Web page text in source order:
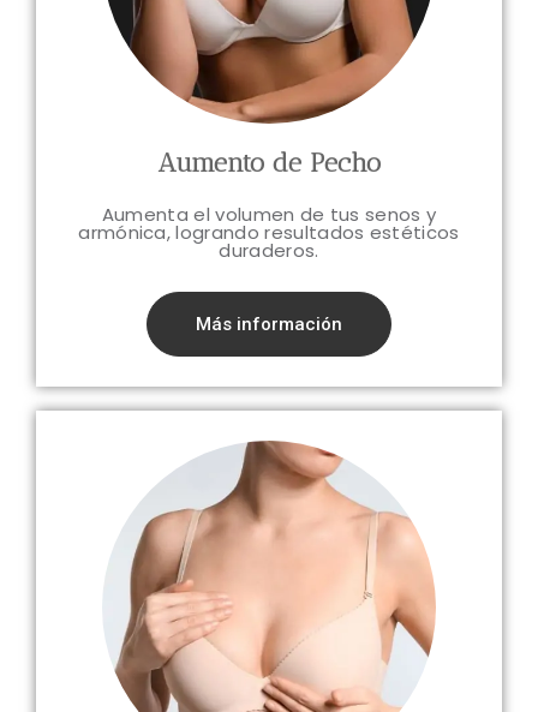
Aumento de Pecho
Aumenta el volumen de tus senos y
armónica, logrando resultados estéticos
duraderos.
Más información